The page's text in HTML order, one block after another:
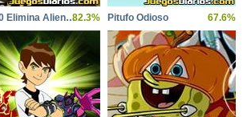
Ben 10 Elimina Alienigenas82.3% Pitufo Odioso 67.6%